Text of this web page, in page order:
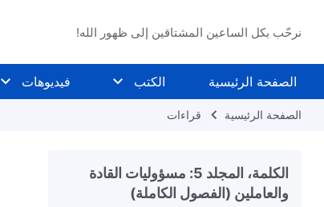
نرحّب بكل الساعين المشتاقين إلى ظهور الله!
الصفحة الرئيسية الكتب فيديوهات
الصفحة الرئيسية قراءات
الكلمة، المجلد 5: مسؤوليات القادة
والعاملين (الفصول الكاملة)
مسؤوليات القادة والعاملين (4) القسم الرابع
مسؤوليات القادة والعاملين (5) القسم الأول
مسؤوليات القادة والعاملين (5)
مسؤوليات القادة والعاملين (5)